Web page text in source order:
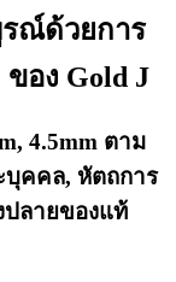
ณ์ด้วยการ
อง Gold J
4.5mm ตาม
บุคคล, หัตถการ
ปลายของแท้